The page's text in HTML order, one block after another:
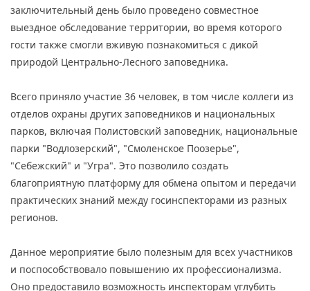
заключительный день было проведено совместное
выездное обследование территории, во время которого
гости также смогли вживую познакомиться с дикой
природой Центрально-Лесного заповедника.
Всего приняло участие 36 человек, в том числе коллеги из
отделов охраны других заповедников и национальных
парков, включая Полистовский заповедник, национальные
парки "Водлозерский", "Смоленское Поозерье",
"Себежский" и "Угра". Это позволило создать
благоприятную платформу для обмена опытом и передачи
практических знаний между госинспекторами из разных
регионов.
Данное мероприятие было полезным для всех участников
и поспособствовало повышению их профессионализма.
Оно предоставило возможность инспекторам углубить